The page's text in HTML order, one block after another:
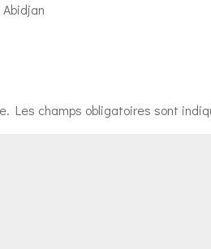
Les champs obligatoires sont